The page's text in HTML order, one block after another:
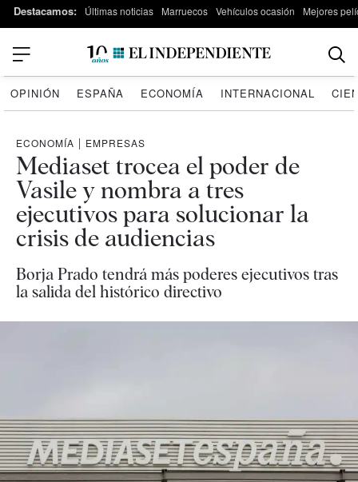
Destacamos: Últimas noticias Marruecos Vehículos ocasión Mejores
OPINIÓN ESPAÑA ECONOMÍA INTERNACIONAL
ECONOMÍA | EMPRESAS
Mediaset trocea el poder de
Vasile y nombra a tres
ejecutivos para solucionar la
crisis de audiencias
Borja Prado tendrá más poderes ejecutivos tras
la salida del histórico directivo